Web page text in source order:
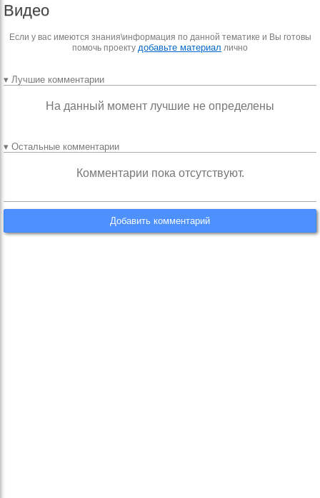
Видео
Если у вас имеются знания\информация по данной тематике и Вы готовы
помочь проекту добавьте материал лично
▾ Лучшие комментарии
На данный момент лучшие не определены
▾ Остальные комментарии
Комментарии пока отсутствуют.
Добавить комментарий